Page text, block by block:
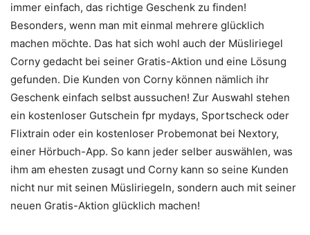
immer einfach, das richtige Geschenk zu finden!
Besonders, wenn man mit einmal mehrere glücklich
machen möchte. Das hat sich wohl auch der Müsliriegel
Corny gedacht bei seiner Gratis-Aktion und eine Lösung
gefunden. Die Kunden von Corny können nämlich ihr
Geschenk einfach selbst aussuchen! Zur Auswahl stehen
ein kostenloser Gutschein fpr mydays, Sportscheck oder
Flixtrain oder ein kostenloser Probemonat bei Nextory,
einer Hörbuch-App. So kann jeder selber auswählen, was
ihm am ehesten zusagt und Corny kann so seine Kunden
nicht nur mit seinen Müsliriegeln, sondern auch mit seiner
neuen Gratis-Aktion glücklich machen!